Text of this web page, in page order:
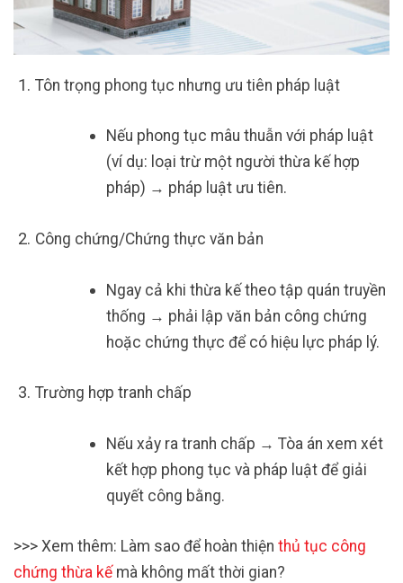
Tôn trọng phong tục nhưng ưu tiên pháp luật
Nếu phong tục mâu thuẫn với pháp luật
(ví dụ: loại trừ một người thừa kế hợp
pháp) → pháp luật ưu tiên.
Công chứng/Chứng thực văn bản
Ngay cả khi thừa kế theo tập quán truyền
thống → phải lập văn bản công chứng
hoặc chứng thực để có hiệu lực pháp lý.
Trường hợp tranh chấp
Nếu xảy ra tranh chấp → Tòa án xem xét
kết hợp phong tục và pháp luật để giải
quyết công bằng.
>>> Xem thêm: Làm sao để hoàn thiện thủ tục công
chứng thừa kế mà không mất thời gian?